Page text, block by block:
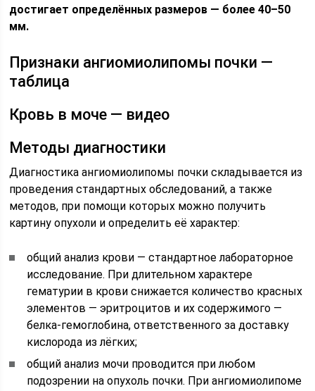
достигает определённых размеров — более 40–50
мм.
Признаки ангиомиолипомы почки —
таблица
Кровь в моче — видео
Методы диагностики
Диагностика ангиомиолипомы почки складывается из
проведения стандартных обследований, а также
методов, при помощи которых можно получить
картину опухоли и определить её характер:
общий анализ крови — стандартное лабораторное
исследование. При длительном характере
гематурии в крови снижается количество красных
элементов — эритроцитов и их содержимого —
белка-гемоглобина, ответственного за доставку
кислорода из лёгких;
общий анализ мочи проводится при любом
подозрении на опухоль почки. При ангиомиолипоме